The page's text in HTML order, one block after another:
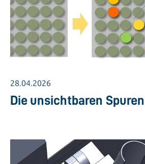
28.04.2026
Die unsichtbaren